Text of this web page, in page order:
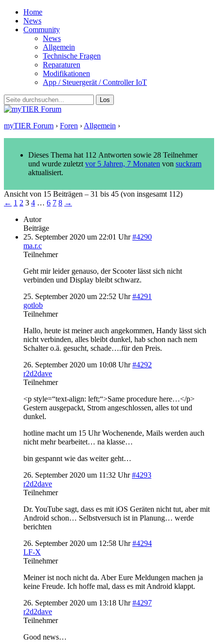
Home
News
Community
News
Allgemein
Technische Fragen
Reparaturen
Modifikationen
App / Steuergerät / Controller IoT
myTIER Forum › Foren › Allgemein ›
Dieses Thema hat 112 Antworten sowie 28 Teilnehmer
und wurde zuletzt vor 5 Jahren, 7 Monaten von suckram
aktualisiert.
Ansicht von 15 Beiträgen – 31 bis 45 (von insgesamt 112)
← 1 2 3 4 … 6 7 8 →
Autor
Beiträge
25. September 2020 um 22:01 Uhr #4290
ma.r.c
Teilnehmer
Geht mir leider genauso, der Scooter lässt sich nicht
verbinden und Display bleibt schwarz.
25. September 2020 um 22:52 Uhr #4291
gotlob
Teilnehmer
Hallo, heute ist meiner auch angekommen, Handy lässt sich
nicht verbinden, alles bleibt dunkel, hab schon nach nem
Schalter o.ä. gesucht, schade….für den Preis.
26. September 2020 um 10:08 Uhr #4292
r2d2dave
Teilnehmer
<p style=“text-align: left;“>Same procedure here…</p>
Gestern ausgepackt, Strom angeschlossen, alles tot und
dunkel.
hotline macht um 15 Uhr Wochenende, Mails werden auch
nicht mehr bearbeitet… na klasse…
bin gespannt wie das weiter geht…
26. September 2020 um 11:32 Uhr #4293
r2d2dave
Teilnehmer
Dr. YouTube sagt, dass es mit iOS Geräten nicht tut, aber mit
Android schon… Selbstversuch ist in Planung… werde
berichten
26. September 2020 um 12:58 Uhr #4294
LF-X
Teilnehmer
Meiner ist noch nicht da. Aber Eure Meldungen machen ja
keine Freude. Ich hoffe mal, dass es mit Android klappt.
26. September 2020 um 13:18 Uhr #4297
r2d2dave
Teilnehmer
Good news…